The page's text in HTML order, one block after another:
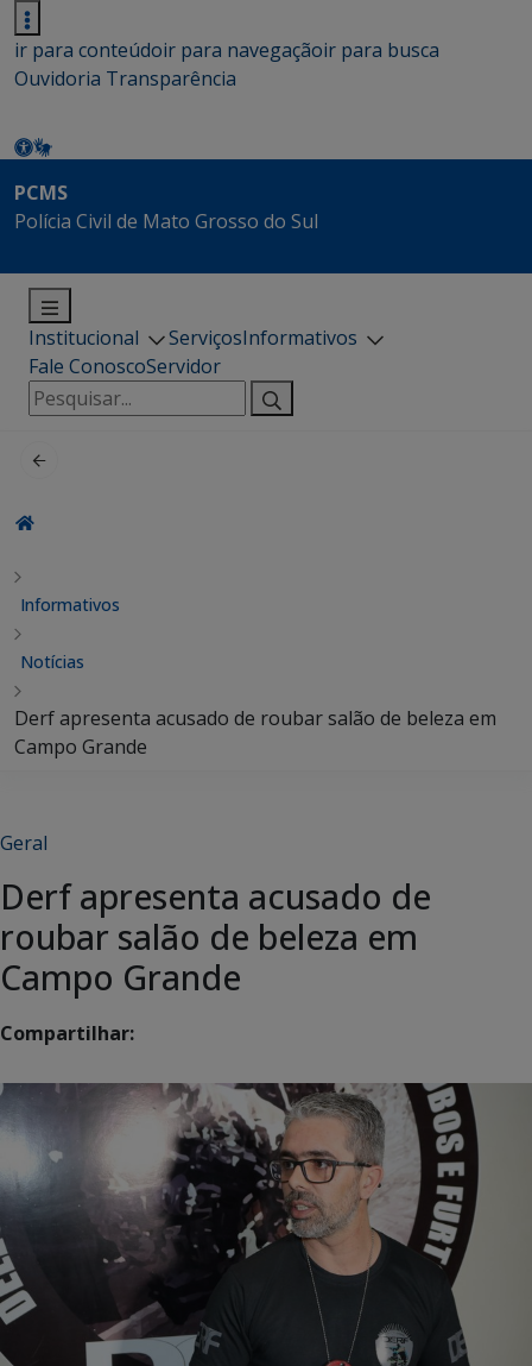
ir para conteúdoir para navegaçãoir para busca
Ouvidoria Transparência
PCMS
Polícia Civil de Mato Grosso do Sul
Institucional ServiçosInformativos
Fale ConoscoServidor
Pesquisar
por:
Informativos
Notícias
Derf apresenta acusado de roubar salão de beleza em
Campo Grande
Geral
Derf apresenta acusado de
roubar salão de beleza em
Campo Grande
Compartilhar: